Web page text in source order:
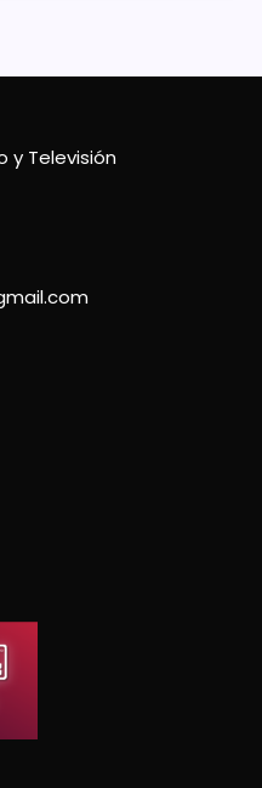
y Televisión